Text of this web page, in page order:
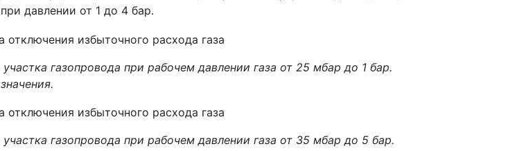
давлении от 1 до 4 бар.
газопровода при рабочем давлении газа от 25 мбар до 1 бар.
газопровода при рабочем давлении газа от 35 мбар до 5 бар.